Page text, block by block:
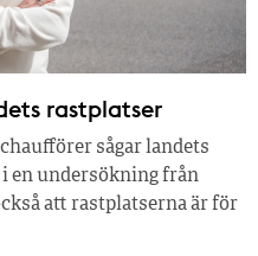
rastplatser
sågar landets
en undersökning från
att rastplatserna är för